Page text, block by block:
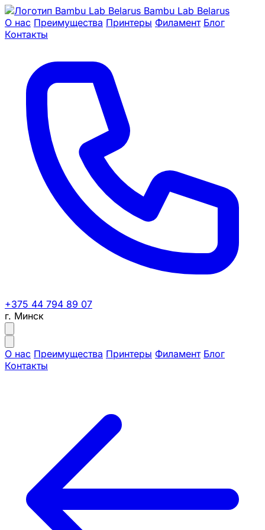
Bambu Lab Belarus
О нас Преимущества Принтеры Филамент Блог
Контакты
+375 44 794 89 07
г. Минск
О нас Преимущества Принтеры Филамент Блог
Контакты